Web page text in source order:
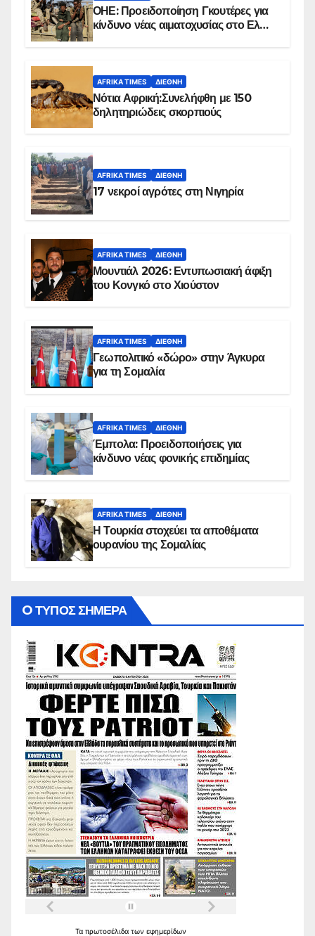
ΟΗΕ: Προειδοποίηση Γκουτέρες για
κίνδυνο νέας αιματοχυσίας στο Ελ
AFRIKA TIMES ΔΙΕΘΝΉ
Νότια Αφρική:Συνελήφθη με 150
δηλητηριώδεις σκορπιούς
AFRIKA TIMES ΔΙΕΘΝΉ
17 νεκροί αγρότες στη Νιγηρία
AFRIKA TIMES ΔΙΕΘΝΉ
Μουντιάλ 2026: Εντυπωσιακή άφιξη
του Κονγκό στο Χιούστον
AFRIKA TIMES ΔΙΕΘΝΉ
Γεωπολιτικό «δώρο» στην Άγκυρα
για τη Σομαλία
AFRIKA TIMES ΔΙΕΘΝΉ
Έμπολα: Προειδοποιήσεις για
κίνδυνο νέας φονικής επιδημίας
AFRIKA TIMES ΔΙΕΘΝΉ
Η Τουρκία στοχεύει τα αποθέματα
ουρανίου της Σομαλίας
O ΤΥΠΟΣ ΣΗΜΕΡΑ
Τα πρωτοσέλιδα των εφημερίδων